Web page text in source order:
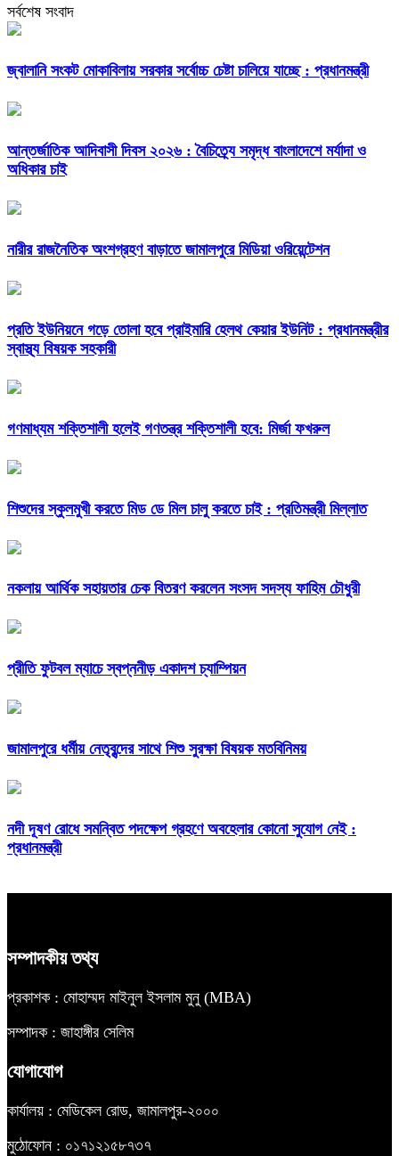
সর্বশেষ সংবাদ
জ্বালানি সংকট মোকাবিলায় সরকার সর্বোচ্চ চেষ্টা চালিয়ে যাচ্ছে : প্রধানমন্ত্রী
আন্তর্জাতিক আদিবাসী দিবস ২০২৬ : বৈচিত্র্যে সমৃদ্ধ বাংলাদেশে মর্যাদা ও
অধিকার চাই
নারীর রাজনৈতিক অংশগ্রহণ বাড়াতে জামালপুরে মিডিয়া ওরিয়েন্টেশন
প্রতি ইউনিয়নে গড়ে তোলা হবে প্রাইমারি হেলথ কেয়ার ইউনিট : প্রধানমন্ত্রীর
স্বাস্থ্য বিষয়ক সহকারী
গণমাধ্যম শক্তিশালী হলেই গণতন্ত্র শক্তিশালী হবে: মির্জা ফখরুল
শিশুদের স্কুলমুখী করতে মিড ডে মিল চালু করতে চাই : প্রতিমন্ত্রী মিল্লাত
নকলায় আর্থিক সহায়তার চেক বিতরণ করলেন সংসদ সদস্য ফাহিম চৌধুরী
প্রীতি ফুটবল ম্যাচে স্বপ্ননীড় একাদশ চ্যাম্পিয়ন
জামালপুরে ধর্মীয় নেতৃবৃন্দের সাথে শিশু সুরক্ষা বিষয়ক মতবিনিময়
নদী দূষণ রোধে সমন্বিত পদক্ষেপ গ্রহণে অবহেলার কোনো সুযোগ নেই :
প্রধানমন্ত্রী
সম্পাদকীয় তথ্য
প্রকাশক : মোহাম্মদ মাইনুল ইসলাম মুনু (MBA)
সম্পাদক : জাহাঙ্গীর সেলিম
যোগাযোগ
কার্যালয় : মেডিকেল রোড, জামালপুর-২০০০
মুঠোফোন : ০১৭১২১৫৮৭৩৭